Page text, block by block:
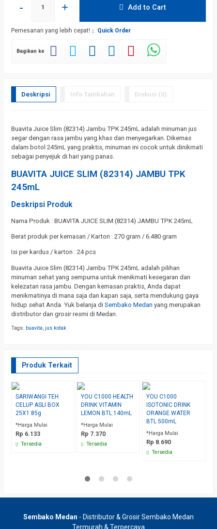
- + Add to Cart
Pemesanan yang lebih cepat! Quick Order
Bagikan ke
Deskripsi Info Tambahan Diskusi (0)
Buavita Juice Slim (82314) Jambu TPK 245mL adalah minuman jus
segar dengan rasa jambu yang khas dan menyegarkan. Dikemas
dalam botol 245mL yang praktis, minuman ini cocok untuk dinikmati
sebagai penyejuk di hari yang panas.
BUAVITA JUICE SLIM (82314) JAMBU TPK
245mL
Deskripsi Produk
Nama Produk : BUAVITA JUICE SLIM (82314) JAMBU TPK 245mL
Berat produk per kemasan / Karton : 270 gram / 6.480 gram
Isi per kardus / karton : 24 pcs
Buavita Juice Slim (82314) Jambu TPK 245mL adalah pilihan
minuman sehat yang sempurna untuk menikmati kesegaran dan
kelezatan rasa jambu. Dengan kemasan praktis, Anda dapat
menikmatinya di mana saja dan kapan saja, serta mendukung gaya
hidup sehat Anda. Yuk belanja di Sembako Medan yang merupakan
distributor dan grosir resmi di Medan.
Tags: buavita, jus kotak
Produk Terkait
SARIWANGI TEH
CELUP ASLI BOX
25X1.85g
*Harga Mulai
Rp 6.133
Tersedia
YOU C1000 HEALTH
DRINK VITAMIN
LEMON BTL 140mL
*Harga Mulai
Rp 7.370
Tersedia
YOU C1000
ISOTONIC DRINK
ORANGE WATER
BTL 500mL
*Harga Mulai
Rp 8.690
Tersedia
Sembako Medan - Distributor & Grosir Sembako Medan
Termurah & Terpercaya